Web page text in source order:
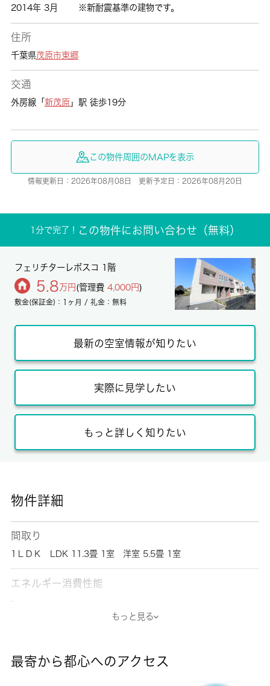
2014年 3月 ※新耐震基準の建物です。
住所
千葉県茂原市東郷
交通
外房線「 新茂原 」駅 徒歩19分
この物件周囲のMAPを表示
情報更新日：2026年08月08日 更新予定日：2026年08月20日
1分で完了！ この物件にお問い合わせ（無料）
フェリチターレボスコ 1階
5.8 万円 (管理費 4,000円)
敷金(保証金)：1ヶ月 / 礼金：無料
最新の空室情報が知りたい
実際に見学したい
もっと詳しく知りたい
物件詳細
間取り
1ＬＤＫ LDK 11.3畳 1室 洋室 5.5畳 1室
エネルギー消費性能
-
もっと見る
最寄から都心へのアクセス